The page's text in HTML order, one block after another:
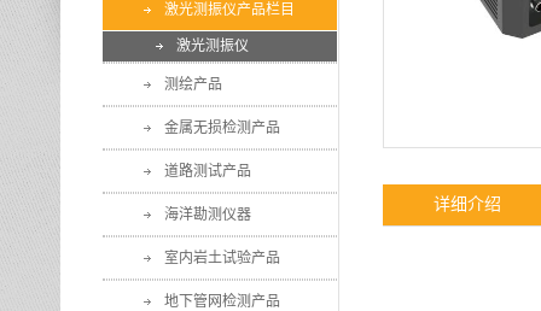
激光测振仪产品栏目
激光测振仪
测绘产品
金属无损检测产品
道路测试产品
海洋勘测仪器
室内岩土试验产品
地下管网检测产品
详细介绍